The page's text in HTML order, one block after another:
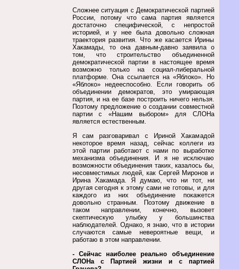
Сложнее ситуация с Демократической партией
России, потому что сама партия является
достаточно специфической, с непростой
историей, и у нее была довольно сложная
траектория развития. Что же касается Ирины
Хакамады, то она давным-давно заявила о
том, что строительство объединенной
демократической партии в настоящее время
возможно только на социал-либеральной
платформе. Она ссылается на «Яблоко». Но
«Яблоко» недееспособно. Если говорить об
объединении демократов, это умирающая
партия, и на ее базе построить ничего нельзя.
Поэтому предложение о создании совместной
партии с «Нашим выбором» для СЛОНа
является естественным.
Я сам разговаривал с Ириной Хакамадой
некоторое время назад, сейчас коллеги из
этой партии работают с нами по выработке
механизма объединения. И я не исключаю
возможности объединения таких, казалось бы,
несовместимых людей, как Сергей Миронов и
Ирина Хакамада. Я думаю, что ни тот, ни
другая сегодня к этому сами не готовы, и для
каждого из них объединение покажется
довольно странным. Поэтому движение в
таком направлении, конечно, вызовет
скептическую улыбку у большинства
наблюдателей. Однако, я знаю, что в истории
случаются самые невероятные вещи, и
работаю в этом направлении.
- Сейчас наиболее реально объединение
СЛОНа с Партией жизни и с партией